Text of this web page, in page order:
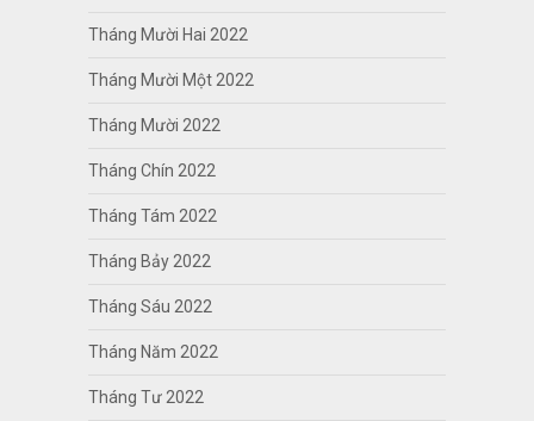
Tháng Mười Hai 2022
Tháng Mười Một 2022
Tháng Mười 2022
Tháng Chín 2022
Tháng Tám 2022
Tháng Bảy 2022
Tháng Sáu 2022
Tháng Năm 2022
Tháng Tư 2022